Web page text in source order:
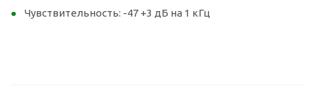
Чувствительность: -47 +3 дБ на 1 кГц